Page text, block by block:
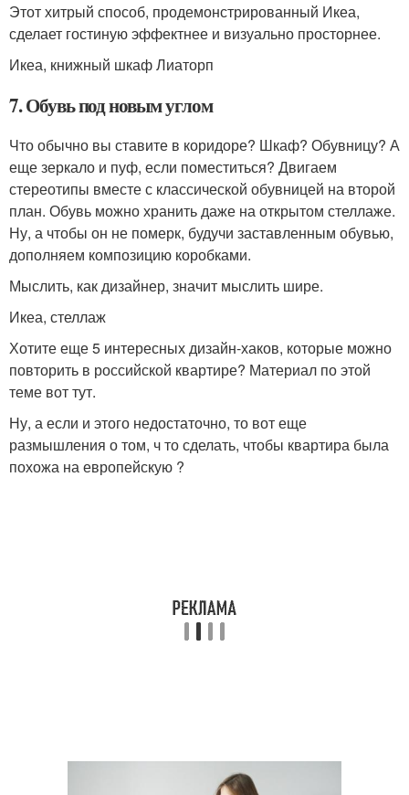
Этот хитрый способ, продемонстрированный Икеа,
сделает гостиную эффектнее и визуально просторнее.
Икеа, книжный шкаф Лиаторп
7. Обувь под новым углом
Что обычно вы ставите в коридоре? Шкаф? Обувницу? А
еще зеркало и пуф, если поместиться? Двигаем
стереотипы вместе с классической обувницей на второй
план. Обувь можно хранить даже на открытом стеллаже.
Ну, а чтобы он не померк, будучи заставленным обувью,
дополняем композицию коробками.
Мыслить, как дизайнер, значит мыслить шире.
Икеа, стеллаж
Хотите еще 5 интересных дизайн-хаков, которые можно
повторить в российской квартире? Материал по этой
теме вот тут.
Ну, а если и этого недостаточно, то вот еще
размышления о том, ч то сделать, чтобы квартира была
похожа на европейскую ?